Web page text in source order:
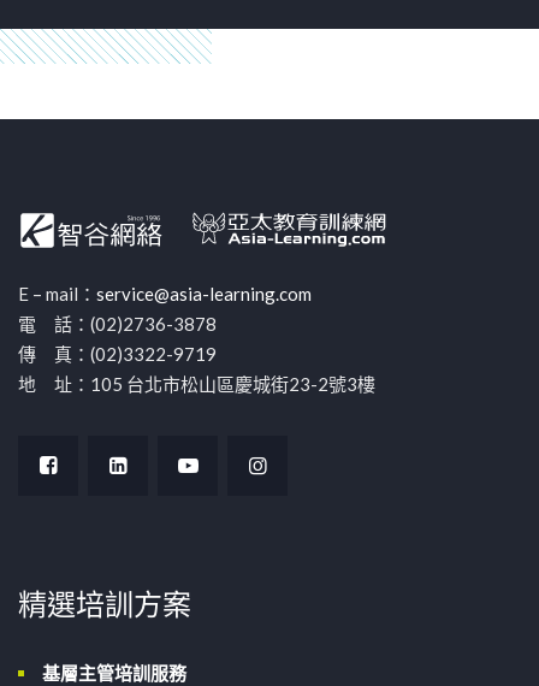
E – mail： service@asia-learning.com
電 話：(02)2736-3878
傳 真：(02)3322-9719
地 址：105 台北市松山區慶城街23-2號3樓
精選培訓方案
基層主管培訓服務